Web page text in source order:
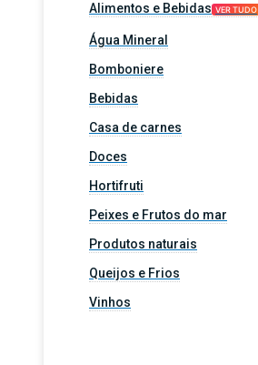
Alimentos e Bebidas VER TUDO
Água Mineral
Bomboniere
Bebidas
Casa de carnes
Doces
Hortifruti
Peixes e Frutos do mar
Produtos naturais
Queijos e Frios
Vinhos